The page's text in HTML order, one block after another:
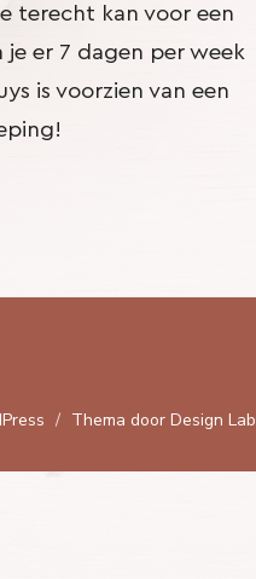
terecht kan voor een
er 7 dagen per week
is voorzien van een
/ Thema door Design Lab